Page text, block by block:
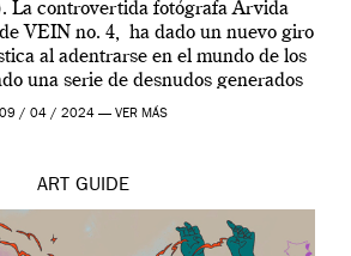
La controvertida fotógrafa Arvida
VEIN no. 4, ha dado un nuevo giro
al adentrarse en el mundo de los
una serie de desnudos generados
por […]
09 / 04 / 2024 — VER MÁS
ART GUIDE